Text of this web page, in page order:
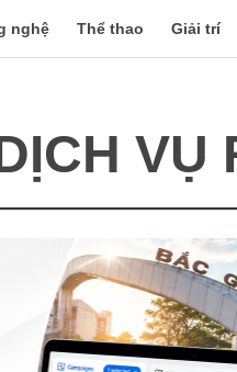
nghệ Thể thao Giải trí
VỤ